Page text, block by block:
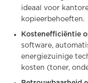
ideaal voor
kopieerbehoeften.
Kostenefficiëntie
software,
energiezuinige
kosten (toner,